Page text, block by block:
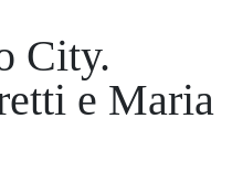
City.
e Maria